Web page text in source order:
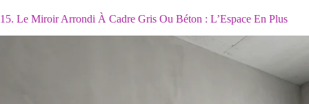
15. Le Miroir Arrondi À Cadre Gris Ou Béton : L’Espace En Plus